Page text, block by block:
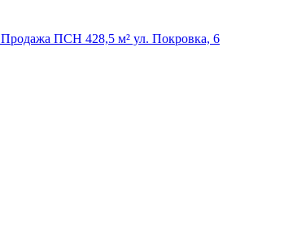
Продажа ПСН 428,5 м² ул. Покровка, 6